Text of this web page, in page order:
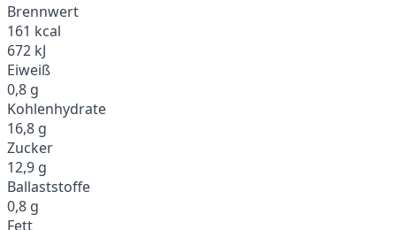
Brennwert
161 kcal
672 kJ
Eiweiß
0,8 g
Kohlenhydrate
16,8 g
Zucker
12,9 g
Ballaststoffe
0,8 g
Fett